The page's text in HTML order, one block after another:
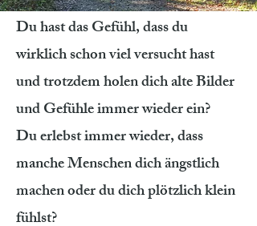
Du hast das Gefühl, dass du
wirklich schon viel versucht hast
und trotzdem holen dich alte Bilder
und Gefühle immer wieder ein?
Du erlebst immer wieder, dass
manche Menschen dich ängstlich
machen oder du dich plötzlich klein
fühlst?